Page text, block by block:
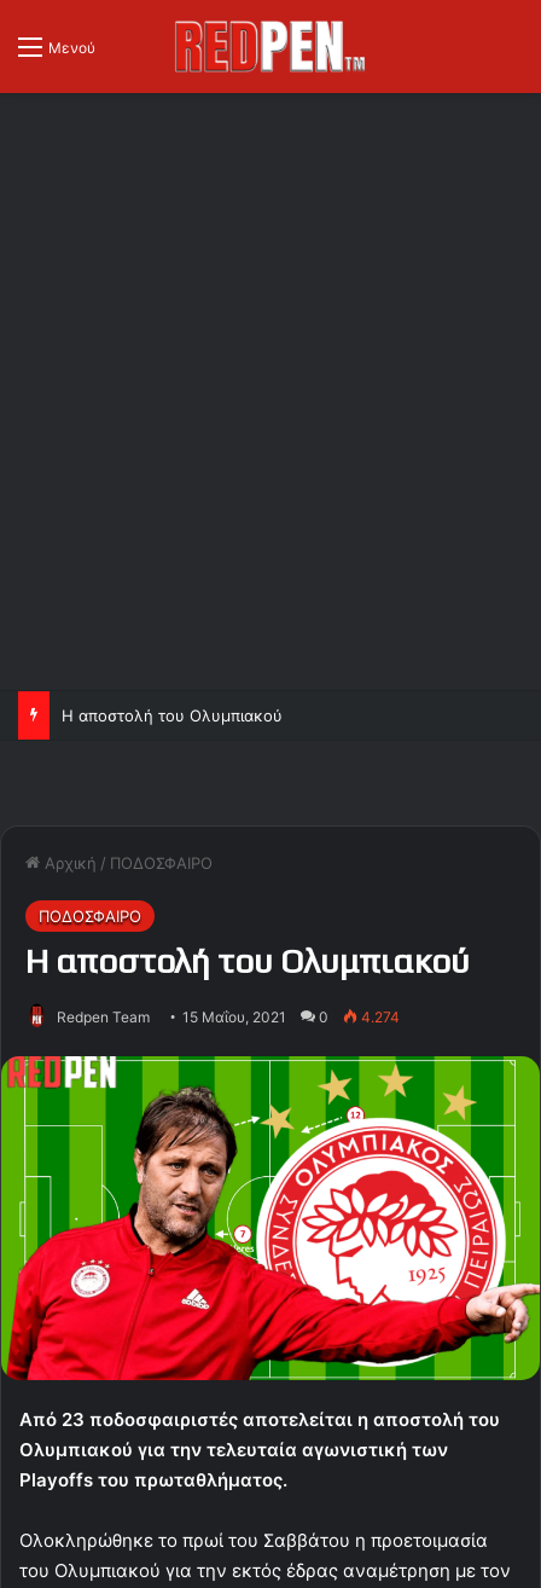
Μενού
Η αποστολή του Ολυμπιακού
Αρχική / ΠΟΔΟΣΦΑΙΡΟ
ΠΟΔΟΣΦΑΙΡΟ
Η αποστολή του Ολυμπιακού
Redpen Team 15 Μαΐου, 2021 0 4.274
Από 23 ποδοσφαιριστές αποτελείται η αποστολή του
Ολυμπιακού για την τελευταία αγωνιστική των
Playoffs του πρωταθλήματος.
Ολοκληρώθηκε το πρωί του Σαββάτου η προετοιμασία
του Ολυμπιακού για την εκτός έδρας αναμέτρηση με τον